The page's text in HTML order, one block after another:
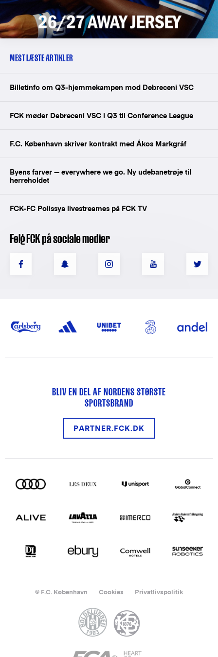
MEST LÆSTE ARTIKLER
Billetinfo om Q3-hjemmekampen mod Debreceni VSC
FCK møder Debreceni VSC i Q3 til Conference League
F.C. København skriver kontrakt med Ákos Markgráf
Byens farver — everywhere we go. Ny udebanetrøje til
herreholdet
FCK-FC Polissya livestreames på FCK TV
Følg FCK på sociale medier
BLIV EN DEL AF NORDENS STØRSTE
SPORTSBRAND
PARTNER.FCK.DK
© F.C. København Cookies Privatlivspolitik